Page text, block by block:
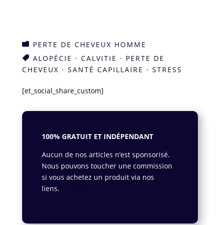
 PERTE DE CHEVEUX HOMME
 ALOPÉCIE · CALVITIE · PERTE DE
CHEVEUX · SANTÉ CAPILLAIRE · STRESS
[et_social_share_custom]
100% GRATUIT ET INDÉPENDANT
Aucun de nos articles n’est sponsorisé.
Nous pouvons toucher une commission
si vous achetez un produit via nos
liens.